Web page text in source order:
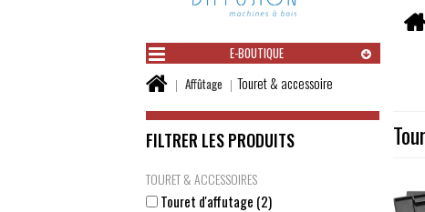
E-BOUTIQUE
Vous
ici :
Affûtage Touret & accessoire
FILTRER LES PRODUITS
TOURET & ACCESSOIRES
Touret d'affutage (2)